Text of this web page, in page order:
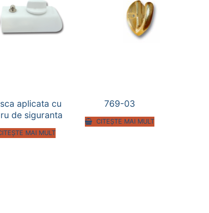
aplicata cu
de siguranta
MAI MULT
769-03
CITEȘTE MAI MULT